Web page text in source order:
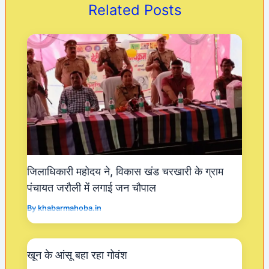
k
Related Posts
जिलाधिकारी महोदय ने, विकास खंड चरखारी के ग्राम
पंचायत जरौली में लगाई जन चौपाल
Bykhabarmahoba.in
खून के आंसू बहा रहा गोवंश